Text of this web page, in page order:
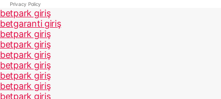
Privacy Policy
betpark giriş
betgaranti giriş
betpark giriş
betpark giriş
betpark giriş
betpark giriş
betpark giriş
betpark giriş
betpark giriş